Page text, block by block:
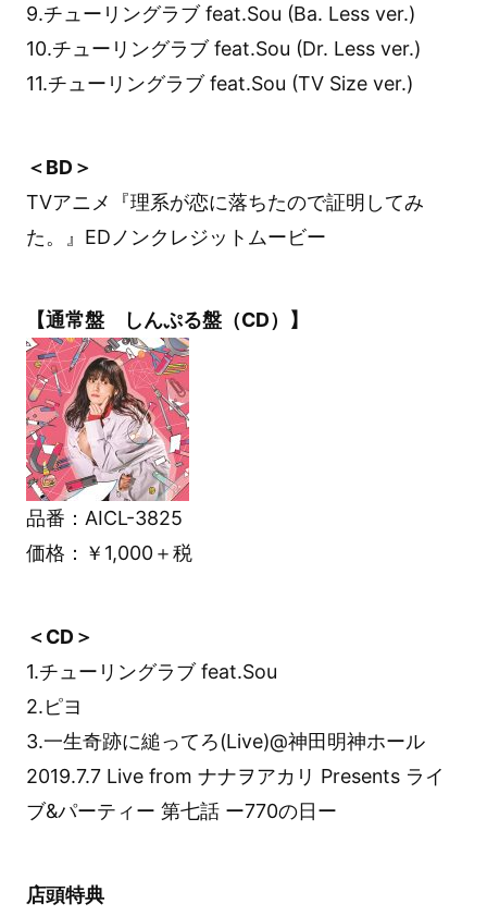
9.チューリングラブ feat.Sou (Ba. Less ver.)
10.チューリングラブ feat.Sou (Dr. Less ver.)
11.チューリングラブ feat.Sou (TV Size ver.)
＜BD＞
TVアニメ『理系が恋に落ちたので証明してみ
た。』EDノンクレジットムービー
【通常盤 しんぷる盤（CD）】
品番：AICL-3825
価格：￥1,000＋税
＜CD＞
1.チューリングラブ feat.Sou
2.ピヨ
3.一生奇跡に縋ってろ(Live)@神田明神ホール
2019.7.7 Live from ナナヲアカリ Presents ライ
ブ&パーティー 第七話 ー770の日ー
店頭特典